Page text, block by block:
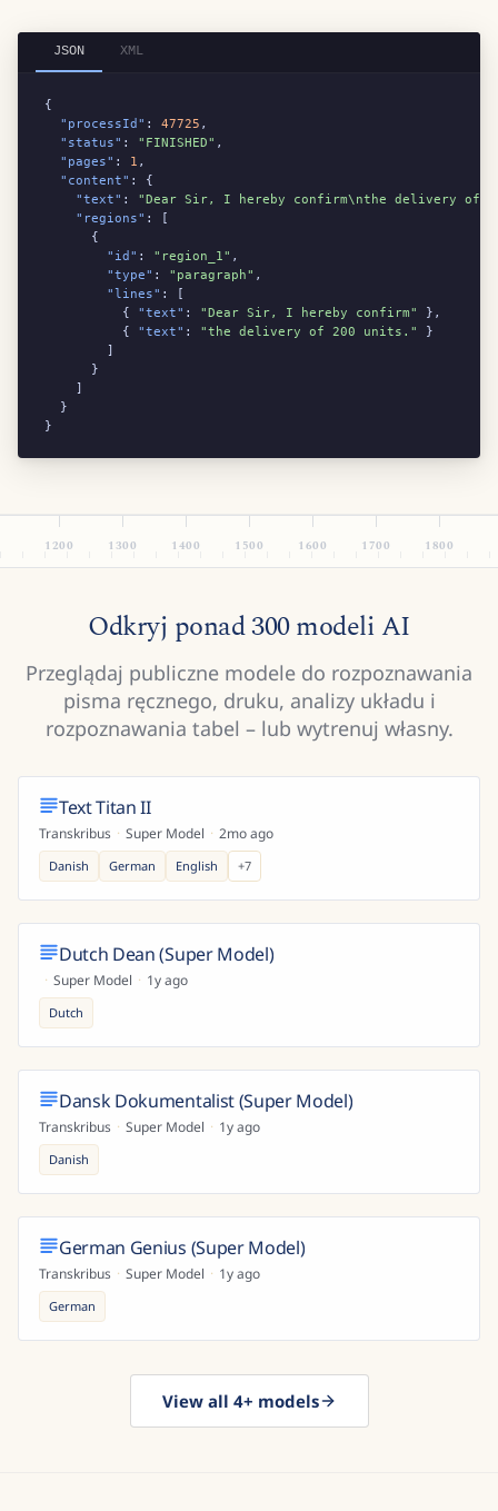
JSON XML
{
"processId" : 47725 ,
"status" : "FINISHED" ,
"pages" : 1 ,
"content" : {
"text" : "Dear Sir, I hereby confirm\nthe delivery of
"regions" : [
      {
"id" : "region_1" ,
"type" : "paragraph" ,
"lines" : [
          {
"text" : "Dear Sir, I hereby confirm"
},
          {
"text" : "the delivery of 200 units."
}
      }
  }
}
1200 1300 1400 1500 1600 1700 1800
Odkryj ponad 300 modeli AI
Przeglądaj publiczne modele do rozpoznawania
pisma ręcznego, druku, analizy układu i
rozpoznawania tabel – lub wytrenuj własny.
Text Titan II
Transkribus · Super Model · 2mo ago
Danish German English +7
Dutch Dean (Super Model)
· Super Model · 1y ago
Dutch
Dansk Dokumentalist (Super Model)
Transkribus · Super Model · 1y ago
Danish
German Genius (Super Model)
Transkribus · Super Model · 1y ago
German
View all 4+ models